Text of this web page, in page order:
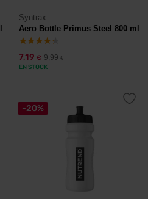
Syntrax
Aero Bottle Primus Steel 800 ml
7,19 € 9,99€
EN STOCK
-20%